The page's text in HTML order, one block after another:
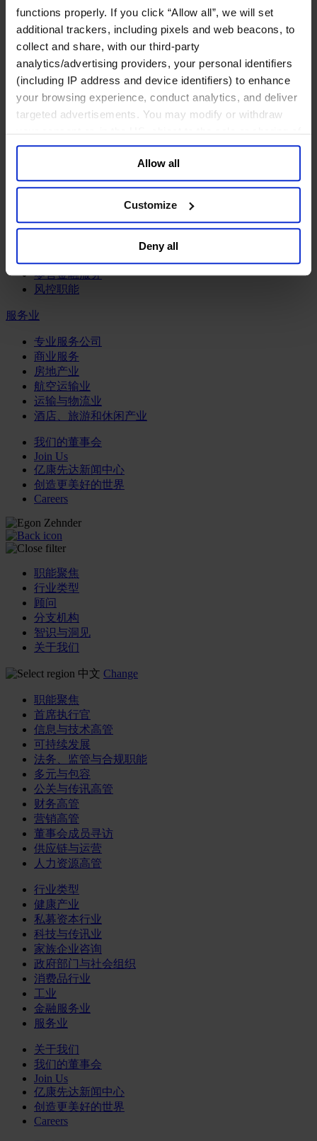
functions properly. If you click “Allow all”, we will set
additional trackers, including pixels and web beacons, to
collect and share, with our third-party
analytics/advertising providers, your personal identifiers
(including IP address and device identifiers) to enhance
your browsing experience, conduct analytics, and deliver
targeted advertisements. You may modify or withdraw
your consent or, in the US, object to the sale or sharing of
your data for targeted advertising, by clicking “Do Not
Sell or Share My Personal Information” in the footer of
the website. You must opt-out of each device and each
browser. For additional information and retention terms
general collection and use of personal information see
Allow all
Customize
Deny all
化工与过程工业咨询团队
机械与工业技术
汽车与交通设备
能源业
金属与矿业
金融服务业
投资银行、企业银行与金融市场
数字化资产、加密货币与Web 3行业
财富管理
零售金融服务
风控职能
服务业
专业服务公司
商业服务
房地产业
航空运输业
运输与物流业
酒店、旅游和休闲产业
我们的董事会
Join Us
亿康先达新闻中心
创造更美好的世界
Careers
职能聚焦
行业类型
顾问
分支机构
智识与洞见
关于我们
中文 Change
职能聚焦
首席执行官
信息与技术高管
可持续发展
法务、监管与合规职能
多元与包容
公关与传讯高管
财务高管
营销高管
董事会成员寻访
供应链与运营
人力资源高管
行业类型
健康产业
私募资本行业
科技与传讯业
家族企业咨询
政府部门与社会组织
消费品行业
工业
金融服务业
服务业
关于我们
我们的董事会
Join Us
亿康先达新闻中心
创造更美好的世界
Careers